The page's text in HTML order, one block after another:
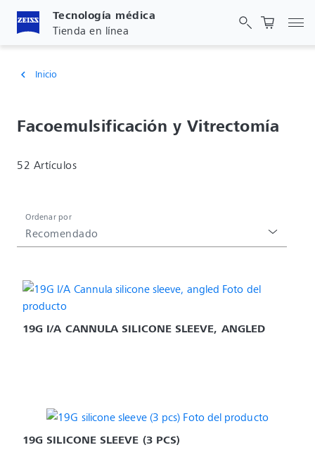
Tecnología médica
Tienda en línea
chevron_left Inicio
Facoemulsificación y Vitrectomía
52 Artículos
Recomendado
Ordenar por
19G I/A CANNULA SILICONE SLEEVE, ANGLED
19G SILICONE SLEEVE (3 PCS)